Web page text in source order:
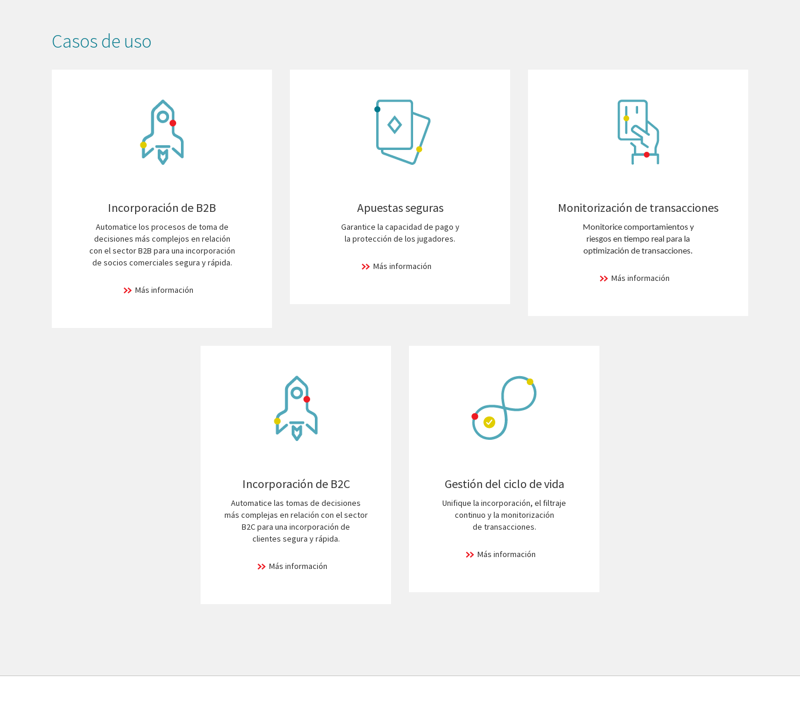
Casos de uso
Incorporación de B2B
Automatice los procesos de toma de
decisiones más complejos en relación
con el sector B2B para una incorporación
de socios comerciales segura y rápida.
Más información
Apuestas seguras
Garantice la capacidad de pago y
la protección de los jugadores.
Más información
Monitorización de transacciones
Monitorice comportamientos y
riesgos en tiempo real para la
optimización de transacciones.
Más información
Incorporación de B2C
Automatice las tomas de decisiones
más complejas en relación con el sector
B2C para una incorporación de
clientes segura y rápida.
Más información
Gestión del ciclo de vida
Unifique la incorporación, el filtraje
continuo y la monitorización
de transacciones.
Más información